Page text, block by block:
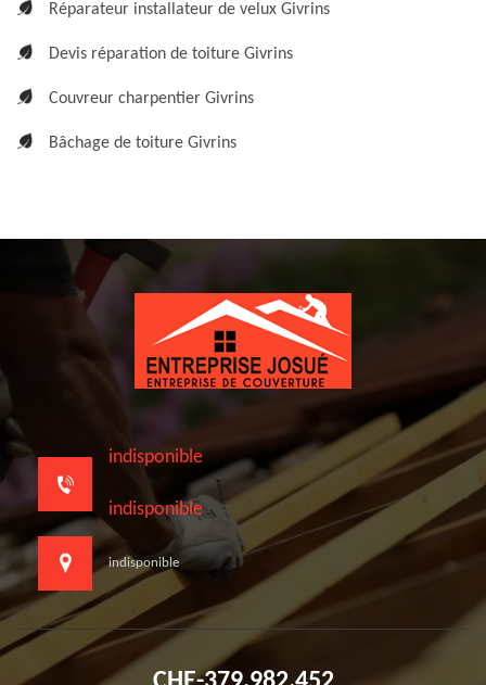
Réparateur installateur de velux Givrins
Devis réparation de toiture Givrins
Couvreur charpentier Givrins
Bâchage de toiture Givrins
indisponible
indisponible
indisponible